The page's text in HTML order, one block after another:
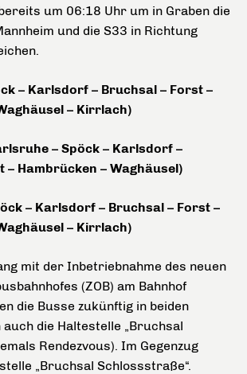
um 06:18 Uhr um in Graben die
und die S33 in Richtung
– Karlsdorf – Bruchsal – Forst –
– Kirrlach)
– Spöck – Karlsdorf –
– Hambrücken – Waghäusel)
– Karlsdorf – Bruchsal – Forst –
– Kirrlach)
mit der Inbetriebnahme des neuen
(ZOB) am Bahnhof
die Busse zukünftig in beiden
die Haltestelle „Bruchsal
Rendezvous). Im Gegenzug
„Bruchsal Schlossstraße“.